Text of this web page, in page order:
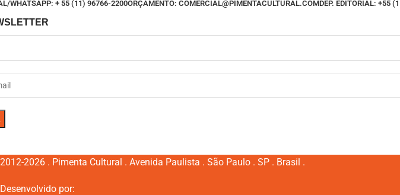
WHATSAPP: + 55 (11) 96766-2200ORÇAMENTO: COMERCIAL@PIMENTACULTURAL.COMDEP. EDITORIAL: +55
2012-2026 . Pimenta Cultural . Avenida Paulista . São Paulo . SP . Brasil .
Desenvolvido por: